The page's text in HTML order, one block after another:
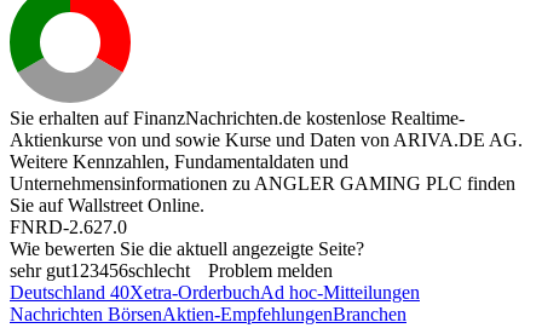
Sie erhalten auf FinanzNachrichten.de kostenlose Realtime-
Aktienkurse von und sowie Kurse und Daten von ARIVA.DE AG.
Weitere Kennzahlen, Fundamentaldaten und
Unternehmensinformationen zu ANGLER GAMING PLC finden
Sie aufWallstreet Online.
FNRD-2.627.0
Wie bewerten Sie die aktuell angezeigte Seite?
sehr gut1 23456schlecht
Problem melden
Deutschland 40Xetra-OrderbuchAd hoc-Mitteilungen
Nachrichten BörsenAktien-EmpfehlungenBranchen